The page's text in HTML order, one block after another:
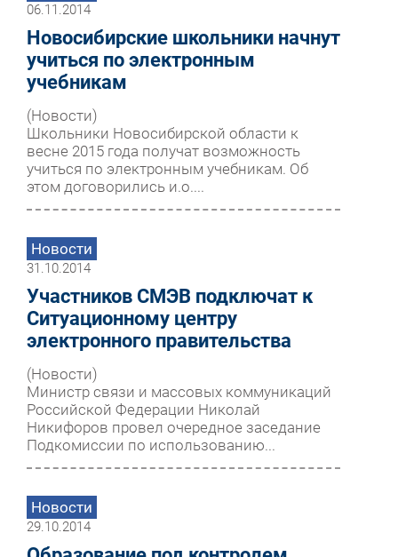
06.11.2014
Новосибирские школьники начнут
учиться по электронным
учебникам
(Новости)
Школьники Новосибирской области к
весне 2015 года получат возможность
учиться по электронным учебникам. Об
этом договорились и.о....
Новости
31.10.2014
Участников СМЭВ подключат к
Ситуационному центру
электронного правительства
(Новости)
Министр связи и массовых коммуникаций
Российской Федерации Николай
Никифоров провел очередное заседание
Подкомиссии по использованию...
Новости
29.10.2014